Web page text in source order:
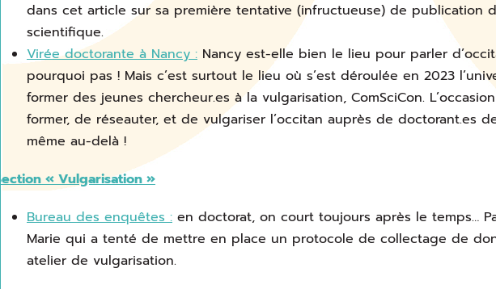
dans cet article sur sa première tentative (infructueuse) de publication
scientifique.
Virée doctorante à Nancy : Nancy est-elle bien le lieu pour parler
pourquoi pas ! Mais c’est surtout le lieu où s’est déroulée en 2023
former des jeunes chercheur.es à la vulgarisation, ComSciCon.
former, de réseauter, et de vulgariser l’occitan auprès de doctorant.es
même au-delà !
Section « Vulgarisation »
Bureau des enquêtes : en doctorat, on court toujours après le temps…
Marie qui a tenté de mettre en place un protocole de collectage de
atelier de vulgarisation.